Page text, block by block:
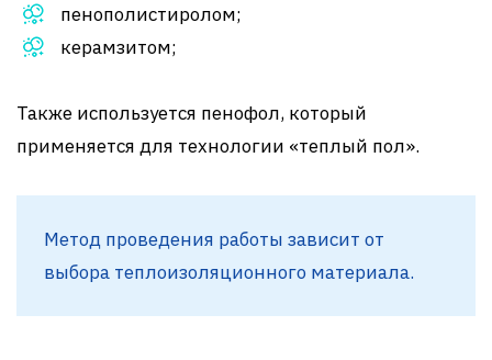
пенополистиролом;
керамзитом;
Также используется пенофол, который
применяется для технологии «теплый пол».
Метод проведения работы зависит от
выбора теплоизоляционного материала.